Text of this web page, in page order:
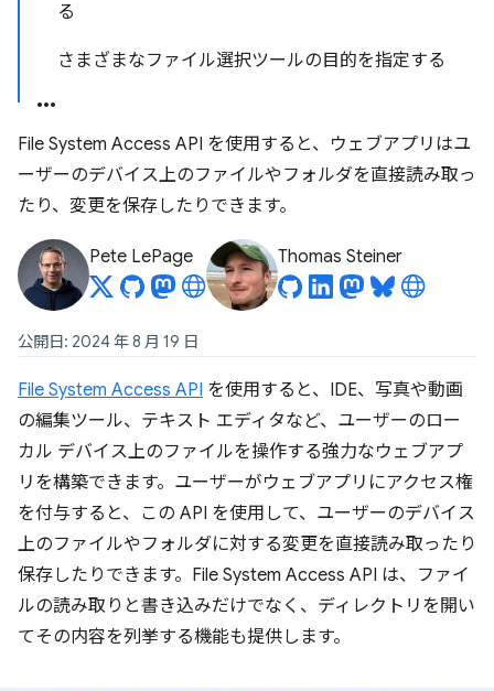
る
さまざまなファイル選択ツールの目的を指定する
File System Access API を使用すると、ウェブアプリはユ
ーザーのデバイス上のファイルやフォルダを直接読み取っ
たり、変更を保存したりできます。
Pete LePage Thomas Steiner
公開日: 2024 年 8 月 19 日
File System Access API を使用すると、IDE、写真や動画
の編集ツール、テキスト エディタなど、ユーザーのロー
カル デバイス上のファイルを操作する強力なウェブアプ
リを構築できます。ユーザーがウェブアプリにアクセス権
を付与すると、この API を使用して、ユーザーのデバイス
上のファイルやフォルダに対する変更を直接読み取ったり
保存したりできます。File System Access API は、ファイ
ルの読み取りと書き込みだけでなく、ディレクトリを開い
てその内容を列挙する機能も提供します。